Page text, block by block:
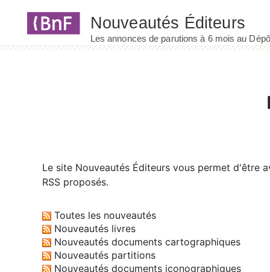
Le site Nouveautés Éditeurs vous permet d'être
RSS proposés.
Toutes les nouveautés
Nouveautés livres
Nouveautés documents cartographiques
Nouveautés partitions
Nouveautés documents iconographiques